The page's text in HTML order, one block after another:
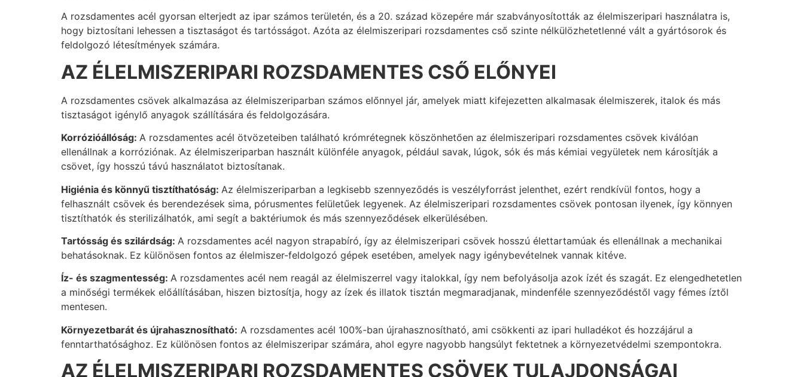
A rozsdamentes acél gyorsan elterjedt az ipar számos területén, és a 20. század közepére már szabványosították az élelmiszeripari használatra is,
hogy biztosítani lehessen a tisztaságot és tartósságot. Azóta az élelmiszeripari rozsdamentes cső szinte nélkülözhetetlenné vált a gyártósorok és
feldolgozó létesítmények számára.
AZ ÉLELMISZERIPARI ROZSDAMENTES CSŐ ELŐNYEI
A rozsdamentes csövek alkalmazása az élelmiszeriparban számos előnnyel jár, amelyek miatt kifejezetten alkalmasak élelmiszerek, italok és más
tisztaságot igénylő anyagok szállítására és feldolgozására.
Korrózióállóság: A rozsdamentes acél ötvözeteiben található krómrétegnek köszönhetően az élelmiszeripari rozsdamentes csövek kiválóan
ellenállnak a korróziónak. Az élelmiszeriparban használt különféle anyagok, például savak, lúgok, sók és más kémiai vegyületek nem károsítják a
csövet, így hosszú távú használatot biztosítanak.
Higiénia és könnyű tisztíthatóság: Az élelmiszeriparban a legkisebb szennyeződés is veszélyforrást jelenthet, ezért rendkívül fontos, hogy a
felhasznált csövek és berendezések sima, pórusmentes felületűek legyenek. Az élelmiszeripari rozsdamentes csövek pontosan ilyenek, így könnyen
tisztíthatók és sterilizálhatók, ami segít a baktériumok és más szennyeződések elkerülésében.
Tartósság és szilárdság: A rozsdamentes acél nagyon strapabíró, így az élelmiszeripari csövek hosszú élettartamúak és ellenállnak a mechanikai
behatásoknak. Ez különösen fontos az élelmiszer-feldolgozó gépek esetében, amelyek nagy igénybevételnek vannak kitéve.
Íz- és szagmentesség: A rozsdamentes acél nem reagál az élelmiszerrel vagy italokkal, így nem befolyásolja azok ízét és szagát. Ez elengedhetetlen
a minőségi termékek előállításában, hiszen biztosítja, hogy az ízek és illatok tisztán megmaradjanak, mindenféle szennyeződéstől vagy fémes íztől
mentesen.
Környezetbarát és újrahasznosítható: A rozsdamentes acél 100%-ban újrahasznosítható, ami csökkenti az ipari hulladékot és hozzájárul a
fenntarthatósághoz. Ez különösen fontos az élelmiszeripar számára, ahol egyre nagyobb hangsúlyt fektetnek a környezetvédelmi szempontokra.
AZ ÉLELMISZERIPARI ROZSDAMENTES CSÖVEK TULAJDONSÁGAI